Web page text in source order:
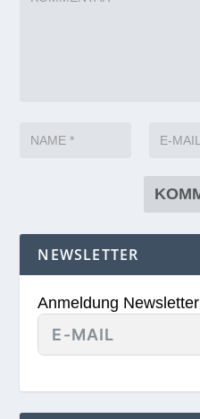
NEWSLETTER
Anmeldung Newsletter